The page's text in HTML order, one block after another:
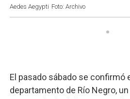
Aedes Aegypti Foto: Archivo
El pasado sábado se confirmó
departamento de Río Negro,